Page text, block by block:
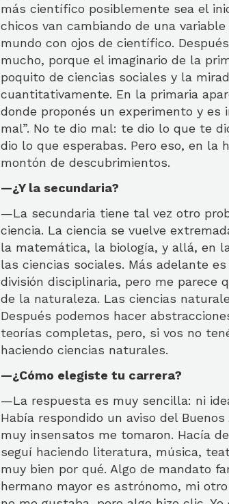
más científico posiblemente sea el
chicos van cambiando de una
mundo con ojos de científico.
mucho, porque el imaginario de la
poquito de ciencias sociales y la
cuantitativamente. En la primaria
donde proponés un experimento y es
mal”. No te dio mal: te dio lo que te
dio lo que esperabas. Pero eso, en la
montón de descubrimientos.
—¿Y la secundaria?
—La secundaria tiene tal vez otro
ciencia. La ciencia se vuelve
la matemática, la biología, y allá, en
las ciencias sociales. Más adelante
división disciplinaria, pero me parece
de la naturaleza. Las ciencias
Después podemos hacer
teorías completas, pero, si vos no
haciendo ciencias naturales.
—¿Cómo elegiste tu carrera?
—La respuesta es muy sencilla: ni
Había respondido un aviso del
muy insensatos me tomaron. Hacía
seguí haciendo literatura, música,
muy bien por qué. Algo de mandato
hermano mayor es astrónomo, mi